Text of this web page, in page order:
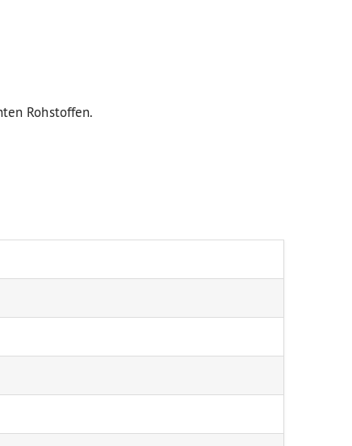
Rohstoffen.